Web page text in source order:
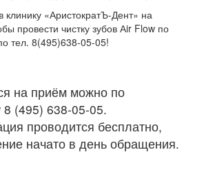
клинику «АристократЪ-Дент» на
провести чистку зубов Аir Flow по
тел. 8(495)638-05-05!
на приём можно по
(495) 638-05-05.
проводится бесплатно,
начато в день обращения.